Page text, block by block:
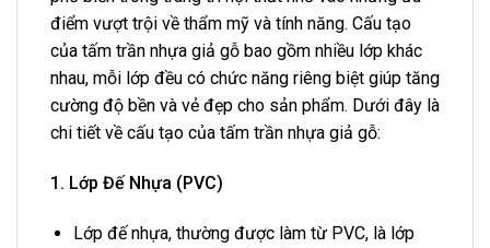
điểm vượt trội về thẩm mỹ và tính năng. Cấu tạo
của tấm trần nhựa giả gỗ bao gồm nhiều lớp khác
nhau, mỗi lớp đều có chức năng riêng biệt giúp tăng
cường độ bền và vẻ đẹp cho sản phẩm. Dưới đây là
chi tiết về cấu tạo của tấm trần nhựa giả gỗ:
1. Lớp Đế Nhựa (PVC)
Lớp đế nhựa, thường được làm từ PVC, là lớp